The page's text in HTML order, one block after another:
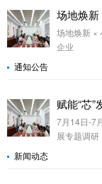
场地焕新 ×
企业
通知公告
7月14日-7
展专题调
新闻动态